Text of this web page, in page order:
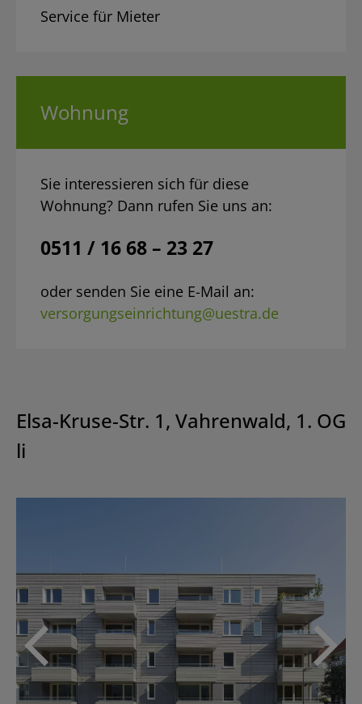
Elsa-Kruse-Str. 1, Vahrenwald, 1. OG
li
Service für Mieter
Wohnung
Sie interessieren sich für diese
Wohnung? Dann rufen Sie uns an:
0511 / 16 68 – 23 27
oder senden Sie eine E-Mail an:
versorgungseinrichtung@uestra.de